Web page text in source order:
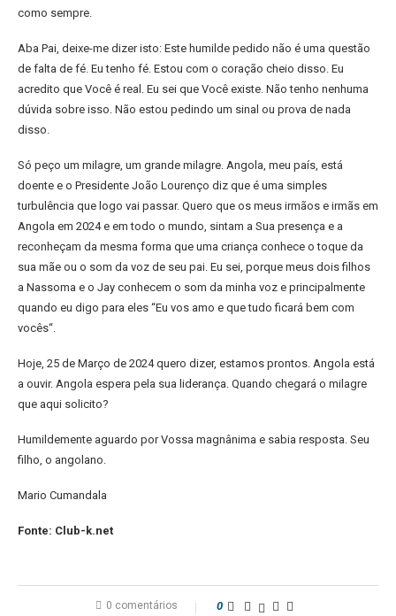
como sempre.
Aba Pai, deixe-me dizer isto: Este humilde pedido não é uma questão
de falta de fé. Eu tenho fé. Estou com o coração cheio disso. Eu
acredito que Você é real. Eu sei que Você existe. Não tenho nenhuma
dúvida sobre isso. Não estou pedindo um sinal ou prova de nada
disso.
Só peço um milagre, um grande milagre. Angola, meu país, está
doente e o Presidente João Lourenço diz que é uma simples
turbulência que logo vai passar. Quero que os meus irmãos e irmãs em
Angola em 2024 e em todo o mundo, sintam a Sua presença e a
reconheçam da mesma forma que uma criança conhece o toque da
sua mãe ou o som da voz de seu pai. Eu sei, porque meus dois filhos
a Nassoma e o Jay conhecem o som da minha voz e principalmente
quando eu digo para eles “Eu vos amo e que tudo ficará bem com
vocês“.
Hoje, 25 de Março de 2024 quero dizer, estamos prontos. Angola está
a ouvir. Angola espera pela sua liderança. Quando chegará o milagre
que aqui solicito?
Humildemente aguardo por Vossa magnânima e sabia resposta. Seu
filho, o angolano.
Mario Cumandala
Fonte: Club-k.net
0 comentários 0